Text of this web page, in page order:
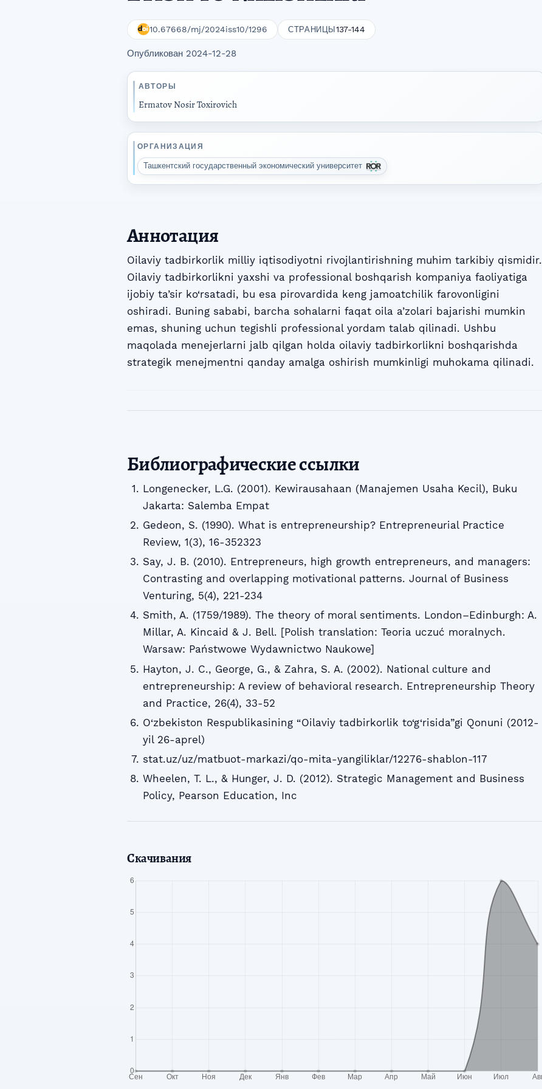
10.67668/mj/2024iss10/1296 СТРАНИЦЫ137-144
Опубликован 2024-12-28
АВТОРЫ
Ermatov Nosir Toxirovich
ОРГАНИЗАЦИЯ
Ташкентский государственный экономический университет
Аннотация
Oilaviy tadbirkorlik milliy iqtisodiyotni rivojlantirishning muhim tarkibiy qismidir.
Oilaviy tadbirkorlikni yaxshi va professional boshqarish kompaniya faoliyatiga
ijobiy ta’sir ko‘rsatadi, bu esa pirovardida keng jamoatchilik farovonligini
oshiradi. Buning sababi, barcha sohalarni faqat oila a’zolari bajarishi mumkin
emas, shuning uchun tegishli professional yordam talab qilinadi. Ushbu
maqolada menejerlarni jalb qilgan holda oilaviy tadbirkorlikni boshqarishda
strategik menejmentni qanday amalga oshirish mumkinligi muhokama qilinadi.
Библиографические ссылки
Longenecker, L.G. (2001). Kewirausahaan (Manajemen Usaha Kecil), Buku
Jakarta: Salemba Empat
Gedeon, S. (1990). What is entrepreneurship? Entrepreneurial Practice
Review, 1(3), 16-352323
Say, J. B. (2010). Entrepreneurs, high growth entrepreneurs, and managers:
Contrasting and overlapping motivational patterns. Journal of Business
Venturing, 5(4), 221-234
Smith, A. (1759/1989). The theory of moral sentiments. London–Edinburgh: A.
Millar, A. Kincaid & J. Bell. [Polish translation: Teoria uczuć moralnych.
Warsaw: Państwowe Wydawnictwo Naukowe]
Hayton, J. C., George, G., & Zahra, S. A. (2002). National culture and
entrepreneurship: A review of behavioral research. Entrepreneurship Theory
and Practice, 26(4), 33-52
O‘zbekiston Respublikasining “Oilaviy tadbirkorlik to‘g‘risida”gi Qonuni (2012-
yil 26-aprel)
stat.uz/uz/matbuot-markazi/qo-mita-yangiliklar/12276-shablon-117
Wheelen, T. L., & Hunger, J. D. (2012). Strategic Management and Business
Policy, Pearson Education, Inc
Скачивания